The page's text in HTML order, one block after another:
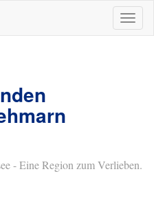
ein-/
- Eine Region zum Verlieben.